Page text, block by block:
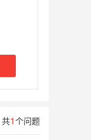
共1个问题